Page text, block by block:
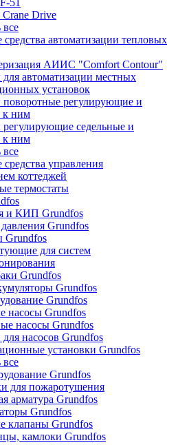
51
Drive
все
средства автоматизации тепловых
АИИС "Comfort Contour"
автоматизации местных
установок
регулирующие и
к ним
седельные и
к ним
все
управления
коттеджей
термостаты
и КИП Grundfos
Grundfos
Grundfos
для систем
Grundfos
Grundfos
Grundfos
насосы Grundfos
насосы Grundfos
для насосов Grundfos
установки Grundfos
все
Grundfos
для пожаротушения
арматура Grundfos
Grundfos
клапаны Grundfos
камлоки Grundfos